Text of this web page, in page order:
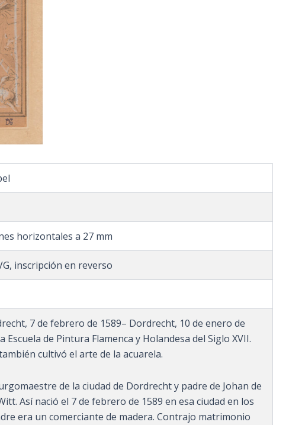
horizontales a 27 mm
inscripción en reverso
7 de febrero de 1589– Dordrecht, 10 de enero de
Escuela de Pintura Flamenca y Holandesa del Siglo XVII.
cultivó el arte de la acuarela.
de la ciudad de Dordrecht y padre de Johan de
Así nació el 7 de febrero de 1589 en esa ciudad en los
era un comerciante de madera. Contrajo matrimonio